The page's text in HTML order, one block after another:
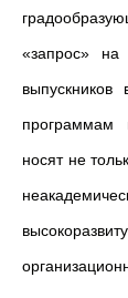
«запрос» на
выпускников
программам
носят не